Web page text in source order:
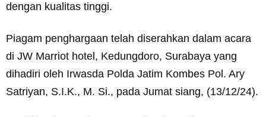
dengan kualitas tinggi.
Piagam penghargaan telah diserahkan dalam acara
di JW Marriot hotel, Kedungdoro, Surabaya yang
dihadiri oleh Irwasda Polda Jatim Kombes Pol. Ary
Satriyan, S.I.K., M. Si., pada Jumat siang, (13/12/24).